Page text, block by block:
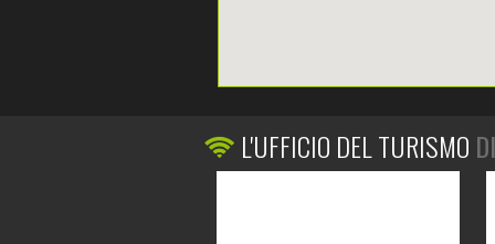
L'UFFICIO DEL TURISMO